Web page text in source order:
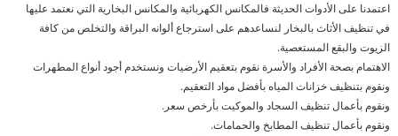
اعتمدنا على الأدوات الحديثة فالمكانس الكهربائية والمكانس البخارية التي نعتمد عليها
في تنظيف الأثاث بالبخار لنساعدهم على استرجاع ألوانه البراقة والتخلص من كافة
الزيوت والبقع المستعصية.
الاهتمام بصحة الأفراد والأسرة نقوم بتعقيم الأرضيات ونستخدم أجود أنواع المطهرات
ونقوم بتنظيف خزانات المياه بأفضل مواد التعقيم.
ونقوم بأعمال تنظيف السجاد والموكيت بأرخص سعر.
ونقوم بأعمال تنظيف المطابخ والحمامات.